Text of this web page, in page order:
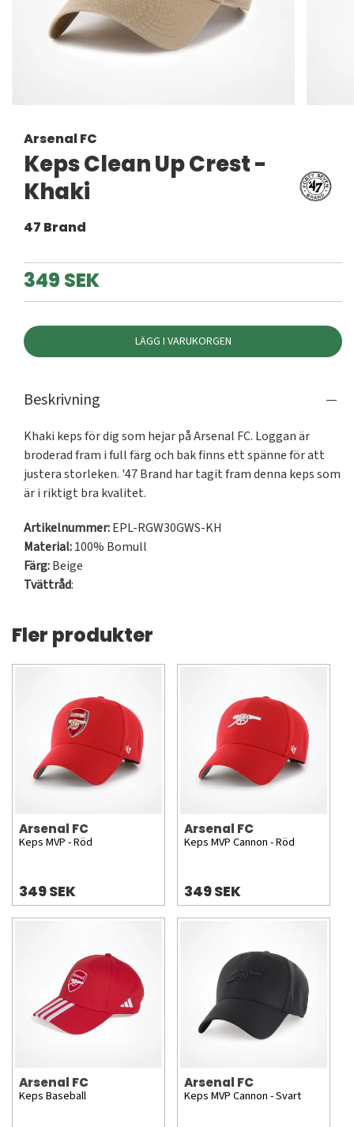
Arsenal FC
Keps Clean Up Crest -
Khaki
47 Brand
349 SEK
LÄGG I VARUKORGEN
Beskrivning
Khaki keps för dig som hejar på Arsenal FC. Loggan är
broderad fram i full färg och bak finns ett spänne för att
justera storleken. '47 Brand har tagit fram denna keps som
är i riktigt bra kvalitet.
Artikelnummer:EPL-RGW30GWS-KH
Material:100% Bomull
Färg:Beige
Tvättråd:
Fler produkter
Arsenal FC
Keps MVP - Röd
349 SEK
Arsenal FC
Keps MVP Cannon - Röd
349 SEK
Arsenal FC
Keps Baseball
Arsenal FC
Keps MVP Cannon - Svart